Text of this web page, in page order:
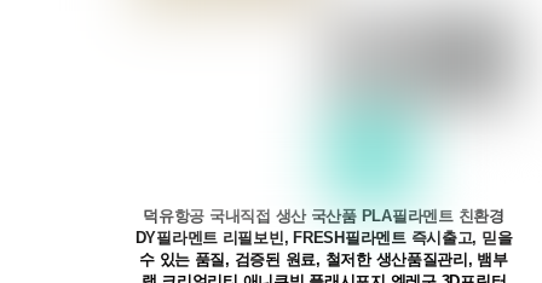
덕유항공 국내직접 생산 국산품 PLA필라멘트 친환경
DY필라멘트 리필보빈, FRESH필라멘트 즉시출고, 믿을
수 있는 품질, 검증된 원료, 철저한 생산품질관리, 뱀부